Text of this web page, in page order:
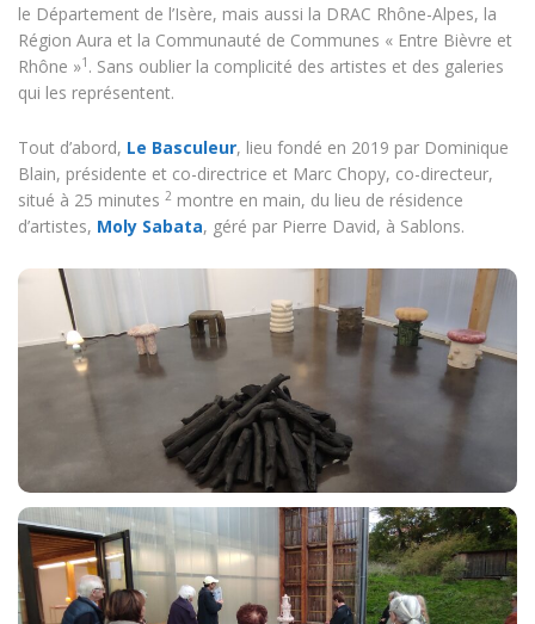
le Département de l’Isère, mais aussi la DRAC Rhône-Alpes, la
Région Aura et la Communauté de Communes « Entre Bièvre et
Rhône »1 . Sans oublier la complicité des artistes et des galeries
qui les représentent.
Tout d’abord, Le Basculeur, lieu fondé en 2019 par Dominique
Blain, présidente et co-directrice et Marc Chopy, co-directeur,
situé à 25 minutes 2 montre en main, du lieu de résidence
d’artistes, Moly Sabata, géré par Pierre David, à Sablons.